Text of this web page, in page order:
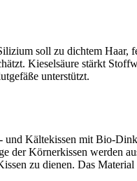
soll zu dichtem
Kieselsäure stärkt
unterstützt.
Kältekissen mit Bio-
der Körnerkissen werden
zu dienen. Das